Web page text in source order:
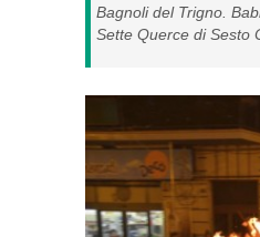
Bagnoli del Trigno.
Sette Querce di Sesto